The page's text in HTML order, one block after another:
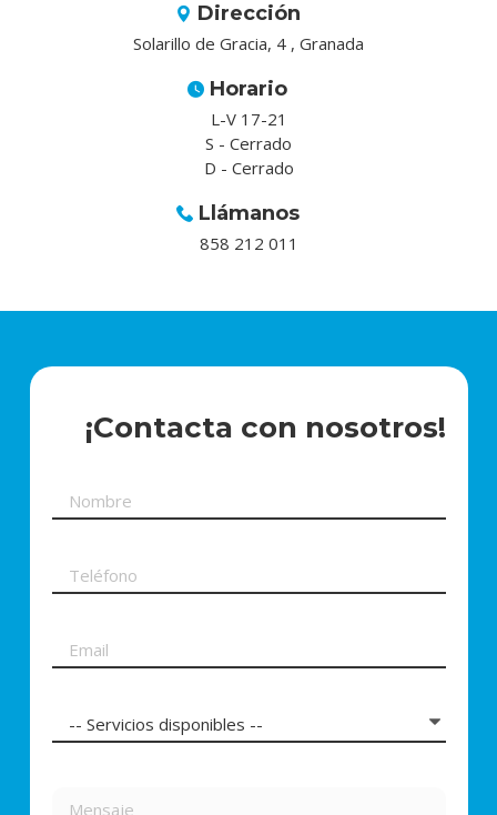
Dirección
Solarillo de Gracia, 4 , Granada
Horario
L-V 17-21
S - Cerrado
D - Cerrado
Llámanos
858 212 011
¡Contacta con nosotros!